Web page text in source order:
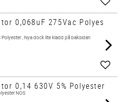
Add
0,068uF 275Vac Polyes
, Nya dock lite kladd på baksidan
Add
0,14 630V 5% Polyester
NOS